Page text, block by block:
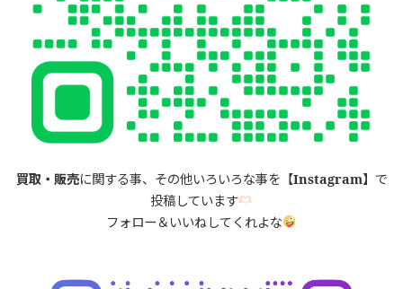
買取・販売に関する事、その他いろいろな事を【Instagram】 で
投稿しています
フォロー＆いいねしてくれよな